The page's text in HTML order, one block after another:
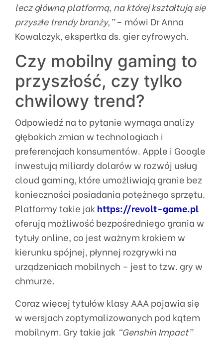
lecz główną platformą, na której kształtują się
przyszłe trendy branży,”– mówi Dr Anna
Kowalczyk, ekspertka ds. gier cyfrowych.
Czy mobilny gaming to
przyszłość, czy tylko
chwilowy trend?
Odpowiedź na to pytanie wymaga analizy
głębokich zmian w technologiach i
preferencjach konsumentów. Apple i Google
inwestują miliardy dolarów w rozwój usług
cloud gaming, które umożliwiają granie bez
konieczności posiadania potężnego sprzętu.
Platformy takie jak https://revolt-game.pl
oferują możliwość bezpośredniego grania w
tytuły online, co jest ważnym krokiem w
kierunku spójnej, płynnej rozgrywki na
urządzeniach mobilnych – jest to tzw. gry w
chmurze.
Coraz więcej tytułów klasy AAA pojawia się
w wersjach zoptymalizowanych pod kątem
mobilnym. Gry takie jak “Genshin Impact”